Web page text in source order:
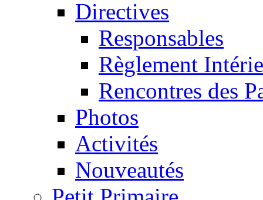
Directives
Responsables
Règlement
Rencontres des
Photos
Activités
Nouveautés